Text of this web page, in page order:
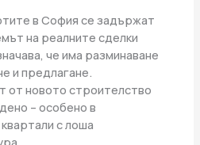
в София се задържат
на реалните сделки
че има разминаване
и предлагане.
от новото строителство
– особено в
с лоша